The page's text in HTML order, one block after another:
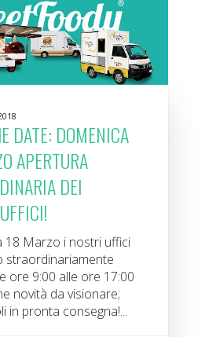
DATE: DOMENICA
APERTURA
DEI
18 Marzo i nostri uffici
straordinariamente
ore 9:00 alle ore 17:00
novità da visionare;
in pronta consegna!...